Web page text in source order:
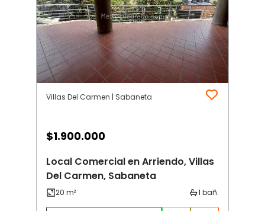
Villas Del Carmen | Sabaneta
$1.900.000
Local Comercial en Arriendo, Villas
Del Carmen, Sabaneta